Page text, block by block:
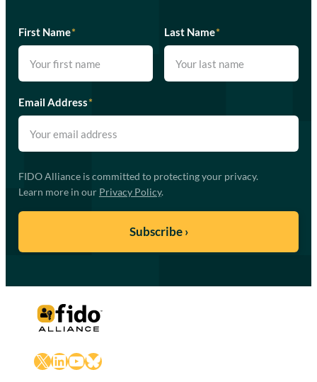
First Name* Last Name*
Email Address*
FIDO Alliance is committed to protecting your privacy.
Learn more in our Privacy Policy.
X LinkedIn
YouTube
Bluesky